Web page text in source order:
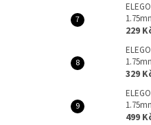
229
329
499